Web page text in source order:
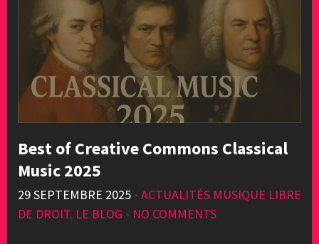
Best of Creative Commons Classical
Music 2025
29 SEPTEMBRE 2025 • ACTUALITÉS MUSIQUE LIBRE
DE DROIT, LE BLOG • NO COMMENTS